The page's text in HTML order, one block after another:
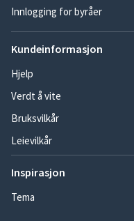
Innlogging for byråer
Kundeinformasjon
Hjelp
Verdt å vite
Bruksvilkår
Leievilkår
Inspirasjon
Tema